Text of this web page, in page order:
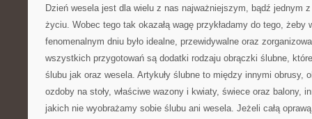
Dzień wesela jest dla wielu z nas najważniejszym, bądź jednym
życiu. Wobec tego tak okazałą wagę przykładamy do tego, żeby
fenomenalnym dniu było idealne, przewidywalne oraz
wszystkich przygotowań są dodatki rodzaju obrączki ślubne,
ślubu jak oraz wesela. Artykuły ślubne to między innymi obrusy,
ozdoby na stoły, właściwe wazony i kwiaty, świece oraz balony,
jakich nie wyobrażamy sobie ślubu ani wesela. Jeżeli całą